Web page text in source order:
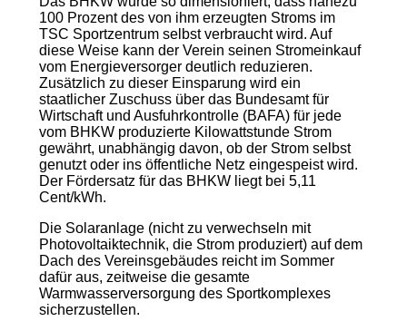
100 Prozent des von ihm erzeugten Stroms im
TSC Sportzentrum selbst verbraucht wird. Auf
diese Weise kann der Verein seinen Stromeinkauf
vom Energieversorger deutlich reduzieren.
Zusätzlich zu dieser Einsparung wird ein
staatlicher Zuschuss über das Bundesamt für
Wirtschaft und Ausfuhrkontrolle (BAFA) für jede
vom BHKW produzierte Kilowattstunde Strom
gewährt, unabhängig davon, ob der Strom selbst
genutzt oder ins öffentliche Netz eingespeist wird.
Der Fördersatz für das BHKW liegt bei 5,11
Cent/kWh.
Die Solaranlage (nicht zu verwechseln mit
Photovoltaiktechnik, die Strom produziert) auf dem
Dach des Vereinsgebäudes reicht im Sommer
dafür aus, zeitweise die gesamte
Warmwasserversorgung des Sportkomplexes
sicherzustellen.